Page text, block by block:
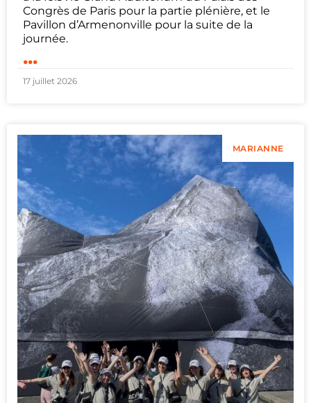
Congrès de Paris pour la partie plénière, et le
Pavillon d’Armenonville pour la suite de la
journée.
...
17 juillet 2026
MARIANNE